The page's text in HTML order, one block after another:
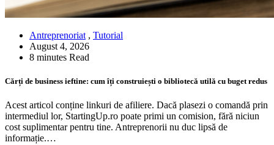
Antreprenoriat , Tutorial
August 4, 2026
8 minutes Read
Cărți de business ieftine: cum îți construiești o bibliotecă utilă cu buget redus
Acest articol conține linkuri de afiliere. Dacă plasezi o comandă prin
intermediul lor, StartingUp.ro poate primi un comision, fără niciun
cost suplimentar pentru tine. Antreprenorii nu duc lipsă de
informație.…